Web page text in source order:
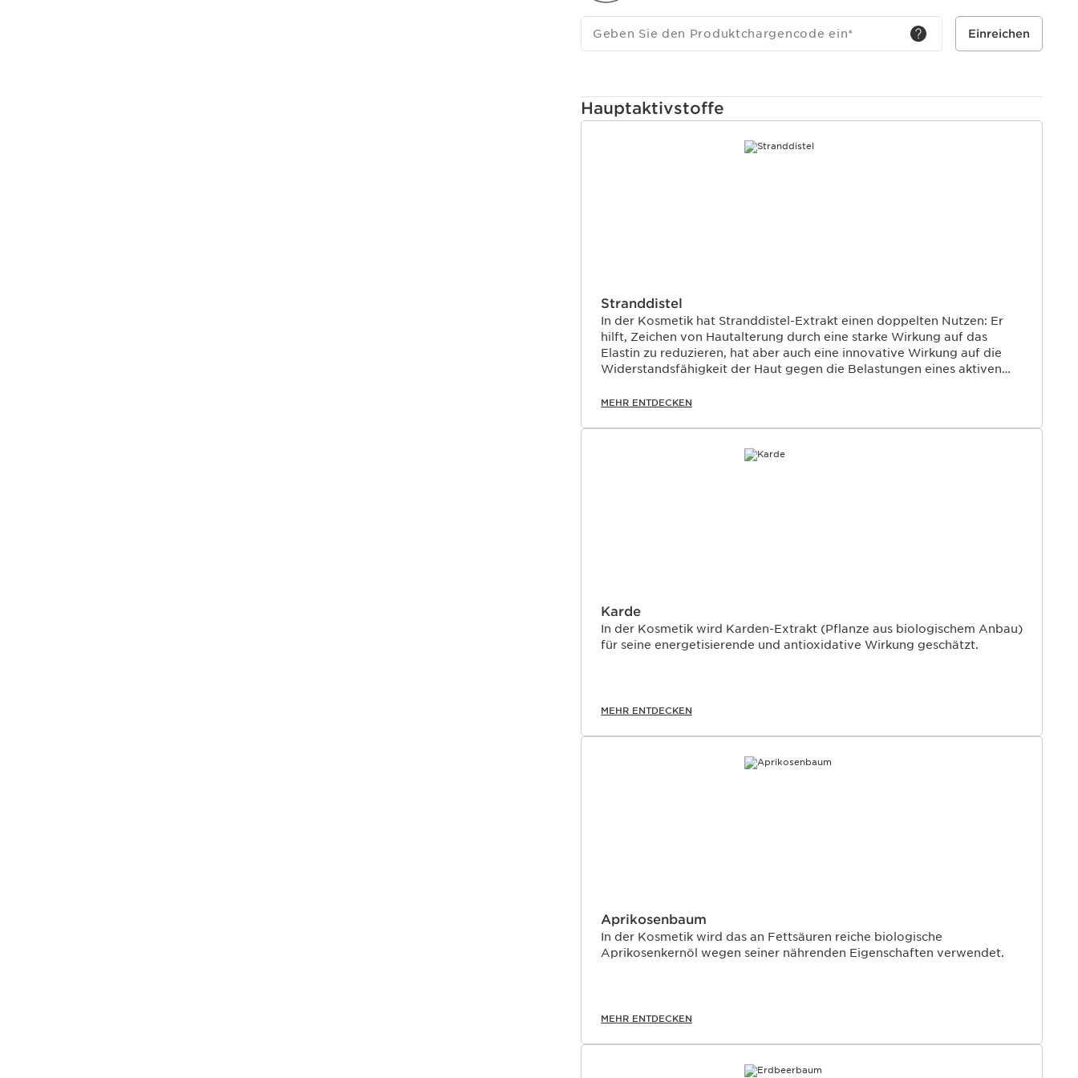
Beschleunigung der Hautalterung, die mit dem durch den Lebensrhythmus
verursachten Stress zusammenhängt. Die Pflegelinie Multi-Active zielt auf ein
jugendliches Aussehen und fördert die Widerstandsfähigkeit der Haut.
Geben Sie den Produktchargencode ein* Einreichen
Hauptaktivstoffe
Stranddistel
In der Kosmetik hat Stranddistel-Extrakt einen doppelten Nutzen: Er
hilft, Zeichen von Hautalterung durch eine starke Wirkung auf das
Elastin zu reduzieren, hat aber auch eine innovative Wirkung auf die
Widerstandsfähigkeit der Haut gegen die Belastungen eines aktiven
MEHR ENTDECKEN
Karde
In der Kosmetik wird Karden-Extrakt (Pflanze aus biologischem Anbau)
für seine energetisierende und antioxidative Wirkung geschätzt.
MEHR ENTDECKEN
Aprikosenbaum
In der Kosmetik wird das an Fettsäuren reiche biologische
Aprikosenkernöl wegen seiner nährenden Eigenschaften verwendet.
MEHR ENTDECKEN